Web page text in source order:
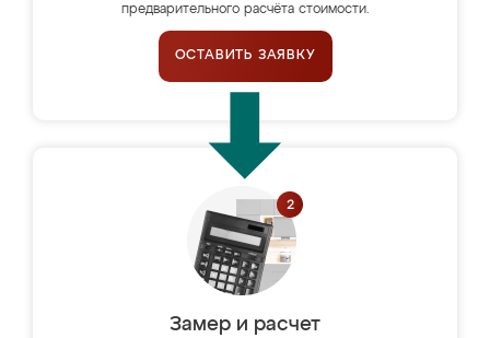
предварительного расчёта стоимости.
ОСТАВИТЬ ЗАЯВКУ
Замер и расчет